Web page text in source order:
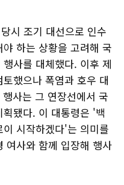
시 조기 대선으로 인수
하는 상황을 고려해 국
사를 대체했다. 이후 제
했으나 폭염과 호우 대
사는 그 연장선에서 국
됐다. 이 대통령은 '백
시작하겠다'는 의미를
여사와 함께 입장해 행사